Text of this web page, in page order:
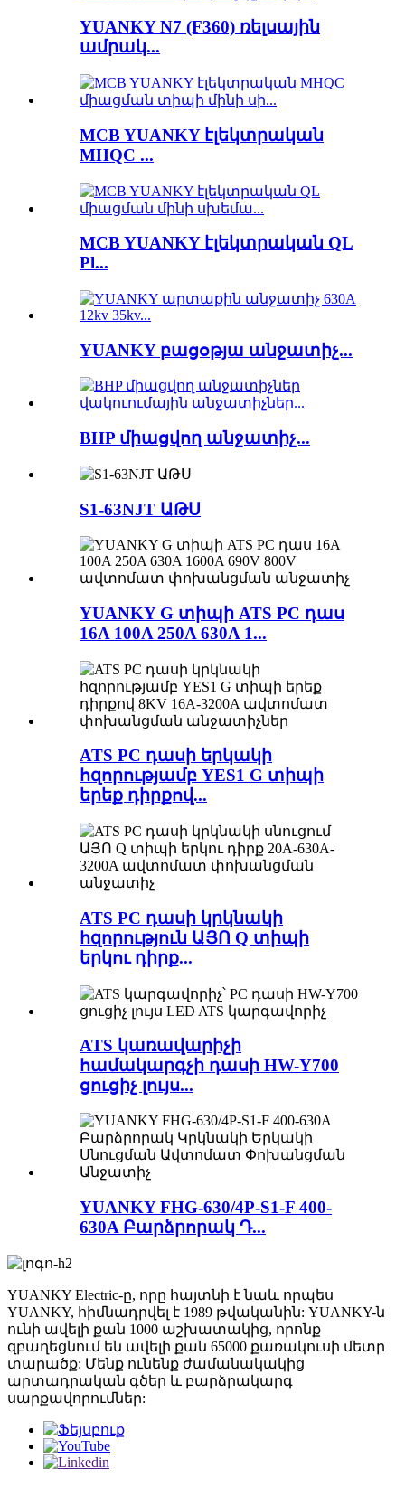
YUANKY N7 (F360) ռելսային
ամրակ...
MCB YUANKY էլեկտրական
MHQC ...
MCB YUANKY էլեկտրական QL
Pl...
YUANKY բացօթյա անջատիչ...
BHP միացվող անջատիչ...
S1-63NJT ԱԹՍ
YUANKY G տիպի ATS PC դաս
16A 100A 250A 630A 1...
ATS PC դասի երկակի
հզորությամբ YES1 G տիպի
երեք դիրքով...
ATS PC դասի կրկնակի
հզորություն ԱՅՈ Q տիպի
երկու դիրք...
ATS կառավարիչի
համակարգչի դասի HW-Y700
ցուցիչ լույս...
YUANKY FHG-630/4P-S1-F 400-
630A Բարձրորակ Դ...
YUANKY Electric-ը, որը հայտնի է նաև որպես
YUANKY, հիմնադրվել է 1989 թվականին: YUANKY-ն
ունի ավելի քան 1000 աշխատակից, որոնք
զբաղեցնում են ավելի քան 65000 քառակուսի մետր
տարածք: Մենք ունենք ժամանակակից
արտադրական գծեր և բարձրակարգ
սարքավորումներ: